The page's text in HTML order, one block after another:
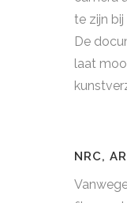
te zijn
De
laat
NRC,